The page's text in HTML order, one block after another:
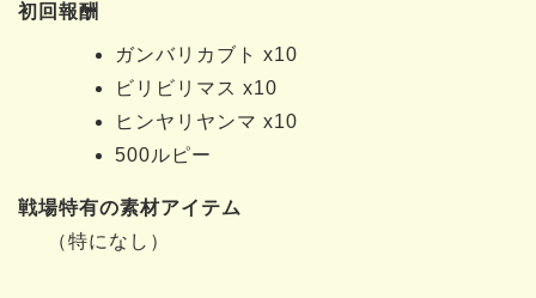
初回報酬
ガンバリカブト x10
ビリビリマス x10
ヒンヤリヤンマ x10
500ルピー
戦場特有の素材アイテム
（特になし）